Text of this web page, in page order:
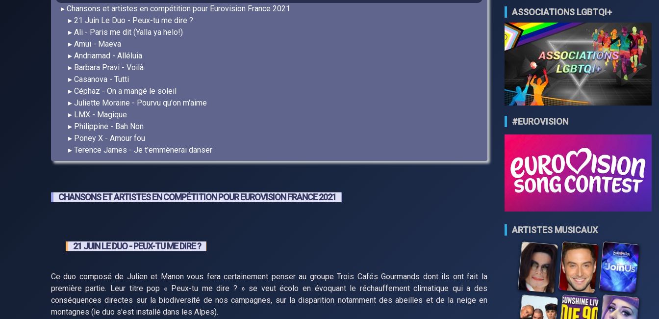
Chansons et artistes en compétition pour Eurovision France 2021
21 Juin Le Duo - Peux-tu me dire ?
Ali - Paris me dit (Yalla ya helo!)
Amui - Maeva
Andriamad - Alléluia
Barbara Pravi - Voilà
Casanova - Tutti
Céphaz - On a mangé le soleil
Juliette Moraine - Pourvu qu'on m'aime
LMX - Magique
Philippine - Bah Non
Poney X - Amour fou
Terence James - Je t'emmènerai danser
CHANSONS ET ARTISTES EN COMPÉTITION POUR EUROVISION FRANCE 2021
21 JUIN LE DUO - PEUX-TU ME DIRE ?
Ce duo composé de Julien et Manon vous fera certainement penser au groupe Trois Cafés Gourmands dont ils ont fait la
première partie. Leur titre pop « Peux-tu me dire ? » se veut écolo en évoquant le réchauffement climatique qui a des
conséquences directes sur la biodiversité de nos campagnes, sur la disparition notamment des abeilles et de la neige en
montagnes (le duo s'est installé dans les Alpes).
ASSOCIATIONS LGBTQI+
#EUROVISION
ARTISTES MUSICAUX